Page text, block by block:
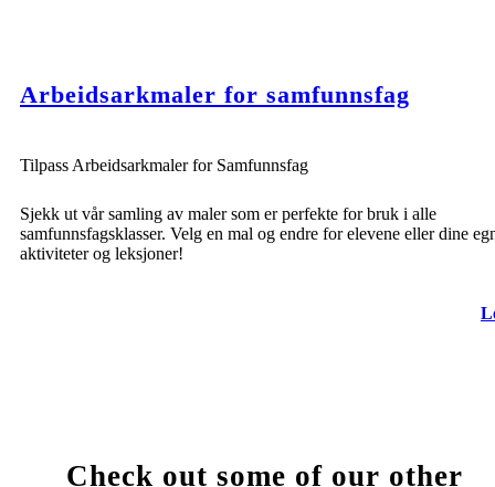
Arbeidsarkmaler for samfunnsfag
Tilpass Arbeidsarkmaler for Samfunnsfag
Sjekk ut vår samling av maler som er perfekte for bruk i alle
samfunnsfagsklasser. Velg en mal og endre for elevene eller dine
aktiviteter og leksjoner!
Check out some of our other